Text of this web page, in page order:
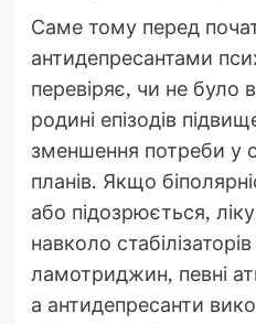
Саме тому перед
антидепресантами
перевіряє, чи не було
родині епізодів
зменшення потреби у
планів. Якщо
або підозрюється,
навколо
ламотриджин, певні
а антидепресанти